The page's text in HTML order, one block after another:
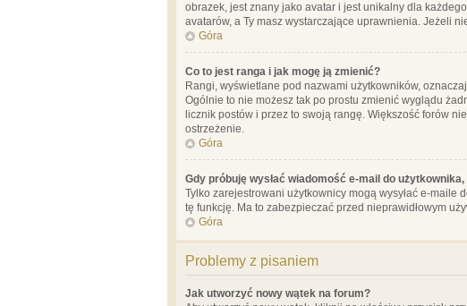
obrazek, jest znany jako avatar i jest unikalny dla
avatarów, a Ty masz wystarczające uprawnienia. Jeżeli
Góra
Co to jest ranga i jak mogę ją zmienić?
Rangi, wyświetlane pod nazwami użytkowników,
Ogólnie to nie możesz tak po prostu zmienić wyglądu
licznik postów i przez to swoją rangę. Większość forów
ostrzeżenie.
Góra
Gdy próbuję wysłać wiadomość e-mail do
Tylko zarejestrowani użytkownicy mogą wysyłać e-maile
tę funkcję. Ma to zabezpieczać przed nieprawidłowym
Góra
Problemy z pisaniem
Jak utworzyć nowy wątek na forum?